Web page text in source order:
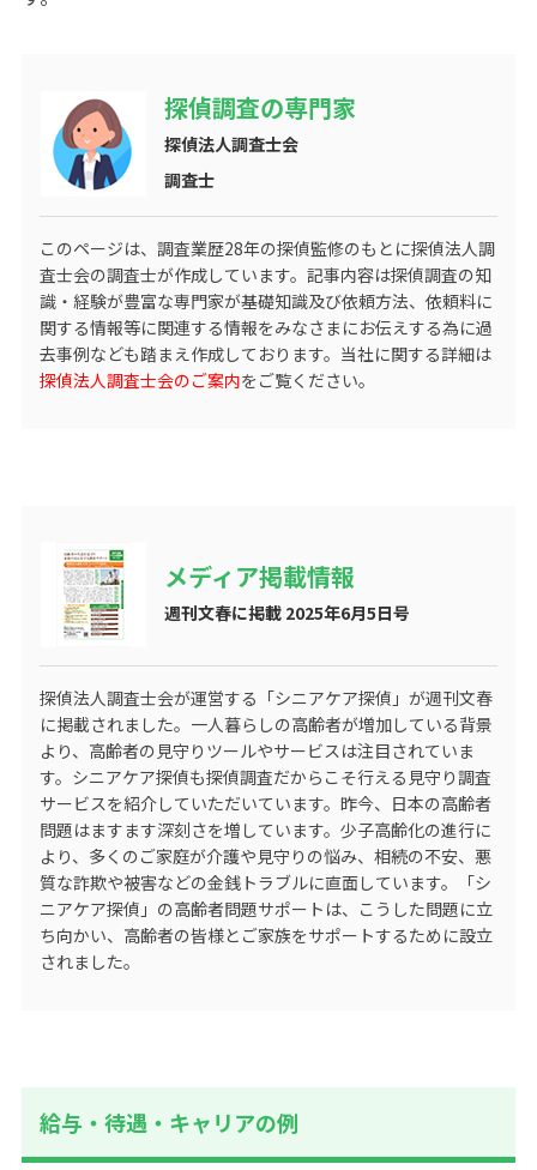
探偵調査の専門家
探偵法人調査士会
調査士
このページは、調査業歴28年の探偵監修のもとに探偵法人調
査士会の調査士が作成しています。記事内容は探偵調査の知
識・経験が豊富な専門家が基礎知識及び依頼方法、依頼料に
関する情報等に関連する情報をみなさまにお伝えする為に過
去事例なども踏まえ作成しております。当社に関する詳細は
探偵法人調査士会のご案内をご覧ください。
メディア掲載情報
週刊文春に掲載 2025年6月5日号
探偵法人調査士会が運営する 「シニアケア探偵」 が週刊文春
に掲載されました。一人暮らしの高齢者が増加している背景
より、高齢者の見守りツールやサービスは注目されていま
す。シニアケア探偵も探偵調査だからこそ行える見守り調査
サービスを紹介していただいています。昨今、日本の高齢者
問題はますます深刻さを増しています。少子高齢化の進行に
より、多くのご家庭が介護や見守りの悩み、相続の不安、悪
質な詐欺や被害などの金銭トラブルに直面しています。「シ
ニアケア探偵」の高齢者問題サポートは、こうした問題に立
ち向かい、高齢者の皆様とご家族をサポートするために設立
されました。
給与・待遇・キャリアの例